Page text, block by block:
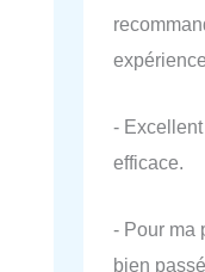
-
efficace.
- Pour ma
bien